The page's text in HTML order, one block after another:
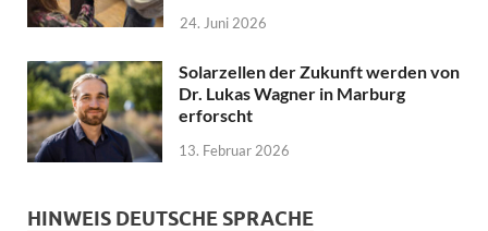
24. Juni 2026
Solarzellen der Zukunft werden von
Dr. Lukas Wagner in Marburg
erforscht
13. Februar 2026
HINWEIS DEUTSCHE SPRACHE